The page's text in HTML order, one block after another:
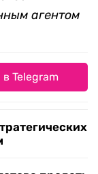
агентом
Telegram